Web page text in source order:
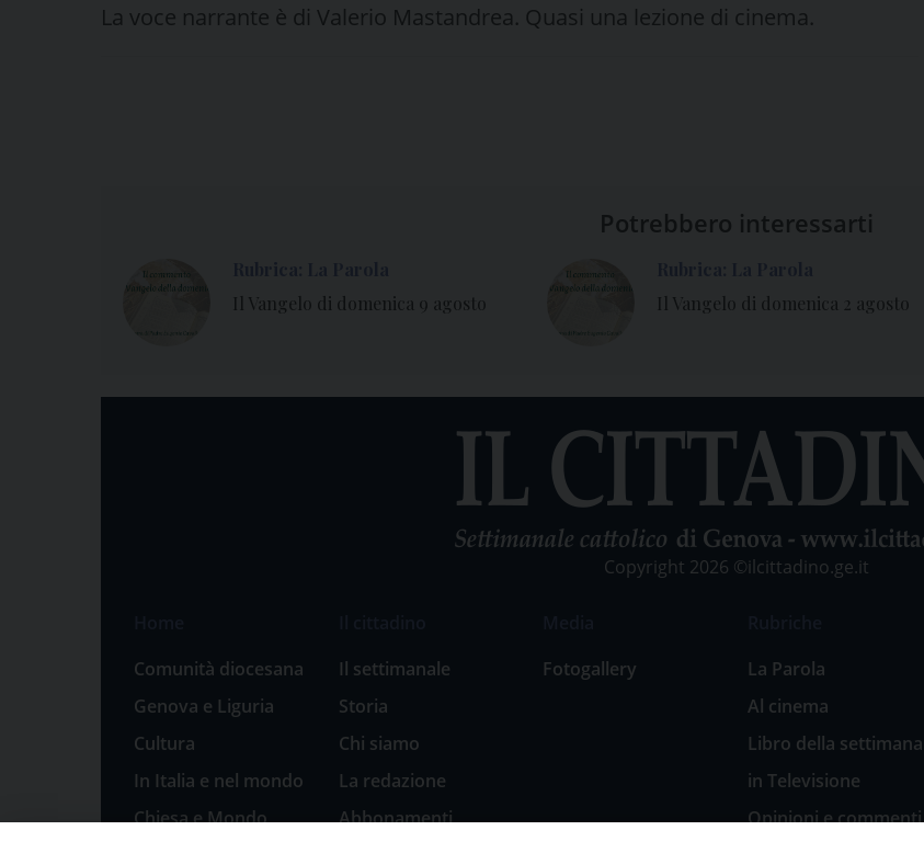
La voce narrante è di Valerio Mastandrea. Quasi una lezione di cinema.
Potrebbero interessarti
Il Vangelo di domenica 9 agosto
Il Vangelo di domenica 2 agosto
Copyright 2026 ©ilcittadino.ge.it
Comunità diocesana
Genova e Liguria
Cultura
In Italia e nel mondo
Chiesa e Mondo
Il settimanale
Storia
Chi siamo
La redazione
Abbonamenti
Fotogallery
La Parola
Al cinema
Libro della settimana
in Televisione
Opinioni e commenti